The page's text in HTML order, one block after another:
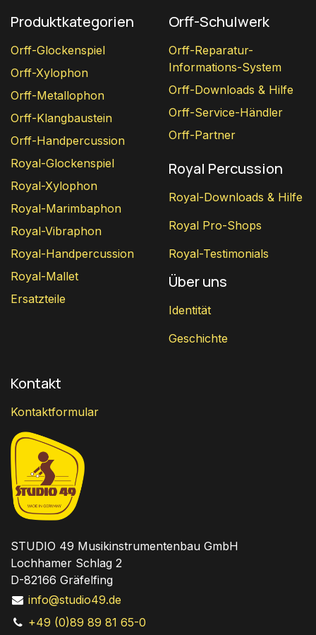
Produktkategorien
Orff-Glockenspiel
Orff-Xylophon
Orff-Metallophon
Orff-Klangbaustein
Orff-Handpercussion
Royal-Glockenspiel
Royal-Xylophon
Royal-Marimbaphon
Royal-Vibraphon
Royal-Handpercussion
Royal-Mallet
Ersatzteile
Orff-Schulwerk
Orff-Reparatur-
Informations-System
Orff-Downloads & Hilfe
Orff-Service-Händler
Orff-Partner
Royal Percussion
Royal-Downloads & Hilfe
Royal Pro-Shops
Royal-Testimonials
Über uns
Identität
Geschichte
Kontakt
Kontaktformular
STUDIO 49 Musikinstrumentenbau GmbH
Lochhamer Schlag 2
D-82166 Gräfelfing
info@studio49.de
+49 (0)89 89 81 65-0